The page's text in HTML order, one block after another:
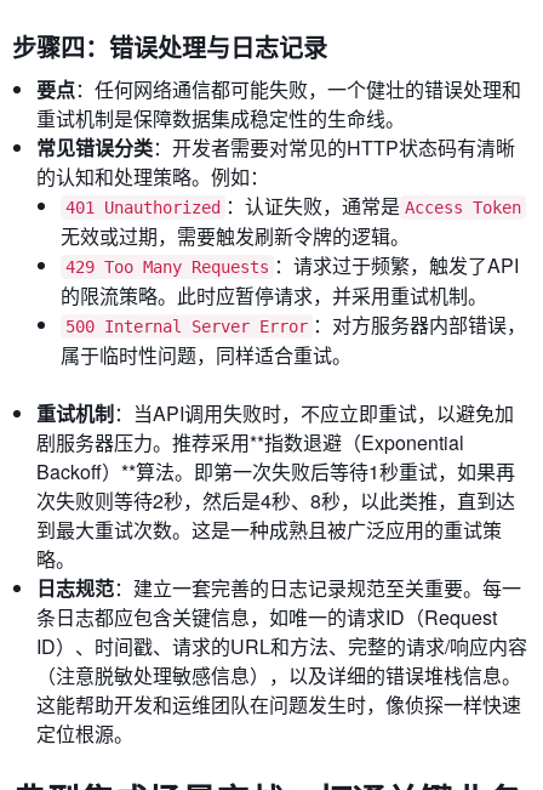
步骤四：错误处理与日志记录
要点：任何网络通信都可能失败，一个健壮的错误处理和
重试机制是保障数据集成稳定性的生命线。
常见错误分类：开发者需要对常见的HTTP状态码有清晰
的认知和处理策略。例如：
401 Unauthorized ：认证失败，通常是 Access Token
无效或过期，需要触发刷新令牌的逻辑。
429 Too Many Requests ：请求过于频繁，触发了API
的限流策略。此时应暂停请求，并采用重试机制。
500 Internal Server Error ：对方服务器内部错误，
属于临时性问题，同样适合重试。
重试机制：当API调用失败时，不应立即重试，以避免加
剧服务器压力。推荐采用**指数退避（Exponential
Backoff）**算法。即第一次失败后等待1秒重试，如果再
次失败则等待2秒，然后是4秒、8秒，以此类推，直到达
到最大重试次数。这是一种成熟且被广泛应用的重试策
略。
日志规范：建立一套完善的日志记录规范至关重要。每一
条日志都应包含关键信息，如唯一的请求ID（Request
ID）、时间戳、请求的URL和方法、完整的请求/响应内容
（注意脱敏处理敏感信息），以及详细的错误堆栈信息。
这能帮助开发和运维团队在问题发生时，像侦探一样快速
定位根源。